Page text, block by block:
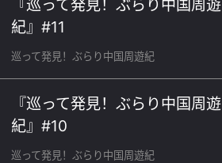
『巡って発見！ぶらり中国周遊
紀』#11
巡って発見！ぶらり中国周遊紀
『巡って発見！ぶらり中国周遊
紀』#10
巡って発見！ぶらり中国周遊紀